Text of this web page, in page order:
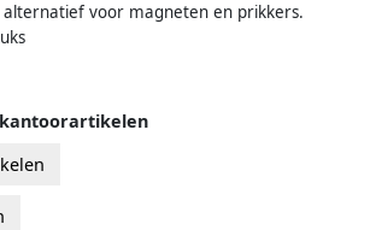
voor magneten en prikkers.